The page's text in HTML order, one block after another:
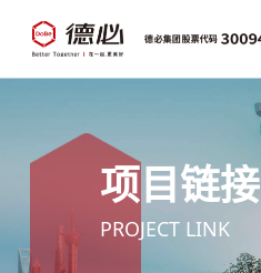
项目链接
PROJECT LINK